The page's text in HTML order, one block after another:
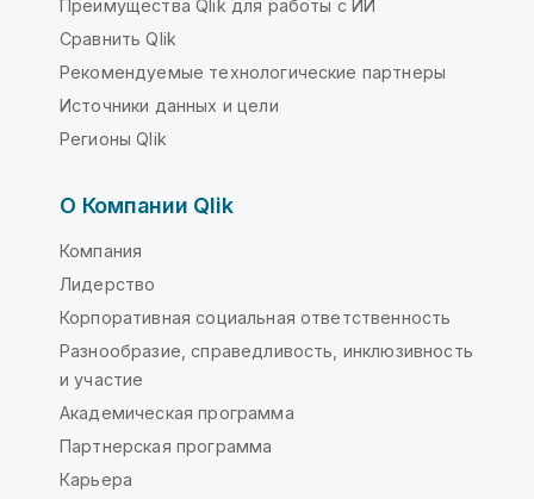
Преимущества Qlik для работы с ИИ
Сравнить Qlik
Рекомендуемые технологические партнеры
Источники данных и цели
Регионы Qlik
О Компании Qlik
Компания
Лидерство
Корпоративная социальная ответственность
Разнообразие, справедливость, инклюзивность
и участие
Академическая программа
Партнерская программа
Карьера